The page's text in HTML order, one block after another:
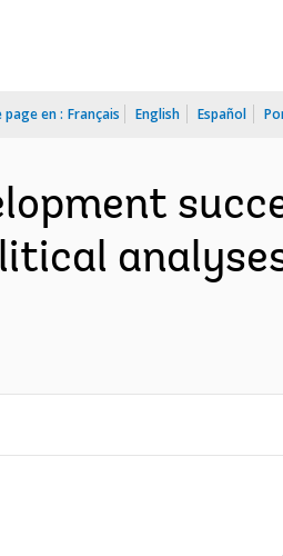
page en : Français English Español